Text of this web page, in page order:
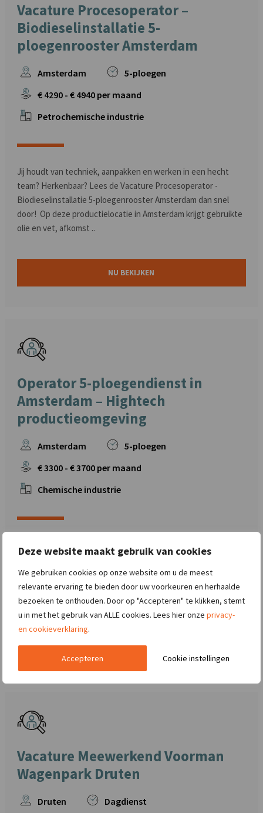
Deze website maakt gebruik van cookies
We gebruiken cookies op onze website om u de meest
relevante ervaring te bieden door uw voorkeuren en herhaalde
bezoeken te onthouden. Door op "Accepteren" te klikken, stemt
u in met het gebruik van ALLE cookies. Lees hier onze privacy-
en cookieverklaring.
Cookie instellingen
Accepteren
Vacature Procesoperator –
Biodieselinstallatie 5-
ploegenrooster Amsterdam
Amsterdam
5-ploegen
€ 4290 - € 4940 per maand
Petrochemische industrie
Jij houdt van techniek, aanpakken en werken in een hecht
team? Herkenbaar? Lees de Vacature Procesoperator -
Biodieselinstallatie 5-ploegenrooster Amsterdam dan snel
door! Op deze productielocatie in Amsterdam krijgt gebruikte
olie en vet, afkomst ..
NU BEKIJKEN
Operator 5-ploegendienst in
Amsterdam – Hightech
productieomgeving
Amsterdam
5-ploegen
€3300 - €3700 per maand
Chemische industrie
storingen en wil je tegelijkertijd bijdragen aan een chemische
industrie? Dan is deze vacature Operator 5-ploegendienst in
Amsterdam – Hightech productieomgeving wel iets voor jou.
Je g ..
NU BEKIJKEN
Vacature Meewerkend Voorman
Wagenpark Druten
Druten
Dagdienst